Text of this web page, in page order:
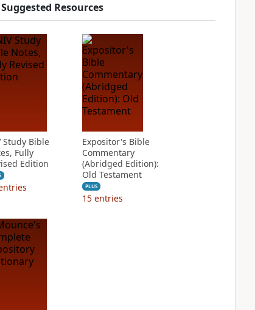
Suggested Resources
Study Bible
Fully
Edition
Expositor's Bible
Commentary
(Abridged Edition):
Old Testament
PLUS
15 entries